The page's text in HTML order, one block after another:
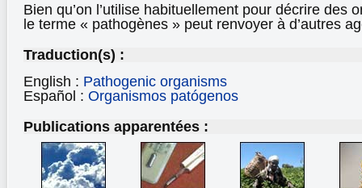
Bien qu’on l’utilise habituellement pour décrire des
le terme « pathogènes » peut renvoyer à d’autres
Traduction(s) :
English : Pathogenic organisms
Español : Organismos patógenos
Publications apparentées :